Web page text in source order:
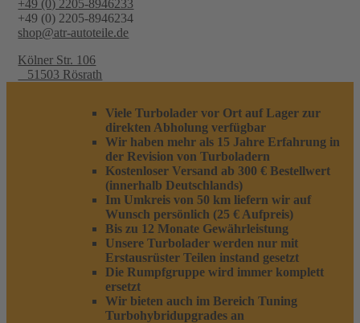
+49 (0) 2205-8946233
+49 (0) 2205-8946234
shop@atr-autoteile.de
Kölner Str. 106
51503 Rösrath
Viele Turbolader vor Ort auf Lager zur
direkten Abholung verfügbar
Wir haben mehr als 15 Jahre Erfahrung in
der Revision von Turboladern
Kostenloser Versand ab 300 € Bestellwert
(innerhalb Deutschlands)
Im Umkreis von 50 km liefern wir auf
Wunsch persönlich (25 € Aufpreis)
Bis zu 12 Monate Gewährleistung
Unsere Turbolader werden nur mit
Erstausrüster Teilen instand gesetzt
Die Rumpfgruppe wird immer komplett
ersetzt
Wir bieten auch im Bereich Tuning
Turbohybridupgrades an